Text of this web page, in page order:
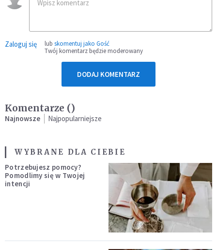
Zaloguj się lub skomentuj jako Gość
Twój komentarz będzie moderowany
DODAJ KOMENTARZ
Komentarze ()
Najnowsze Najpopularniejsze
WYBRANE DLA CIEBIE
Potrzebujesz pomocy?
Pomodlimy się w Twojej
intencji